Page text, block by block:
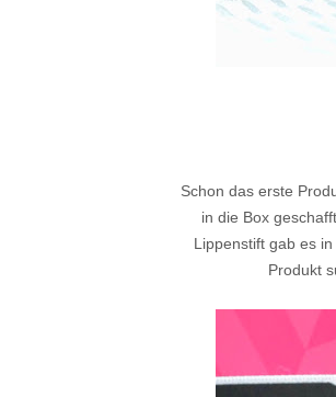
Schon das erste
in die Box
Lippenstift gab es
Produkt